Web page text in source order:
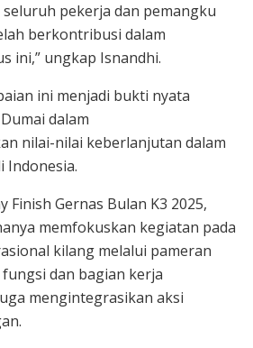
pekerja dan pemangku
berkontribusi dalam
ini,” ungkap Isnandhi.
ini menjadi bukti nyata
dalam
nilai-nilai keberlanjutan dalam
Indonesia.
Finish Gernas Bulan K3 2025,
memfokuskan kegiatan pada
kilang melalui pameran
dan bagian kerja
mengintegrasikan aksi